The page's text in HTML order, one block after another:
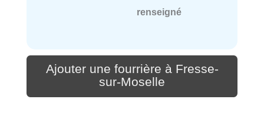
renseigné
Ajouter une fourrière à Fresse-
sur-Moselle